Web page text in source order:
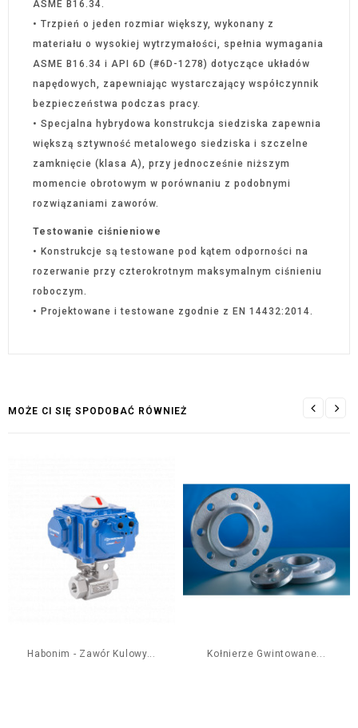
ASME B16.34.
• Trzpień o jeden rozmiar większy, wykonany z
materiału o wysokiej wytrzymałości, spełnia wymagania
ASME B16.34 i API 6D (#6D-1278) dotyczące układów
napędowych, zapewniając wystarczający współczynnik
bezpieczeństwa podczas pracy.
• Specjalna hybrydowa konstrukcja siedziska zapewnia
większą sztywność metalowego siedziska i szczelne
zamknięcie (klasa A), przy jednocześnie niższym
momencie obrotowym w porównaniu z podobnymi
rozwiązaniami zaworów.
Testowanie ciśnieniowe
• Konstrukcje są testowane pod kątem odporności na
rozerwanie przy czterokrotnym maksymalnym ciśnieniu
roboczym.
• Projektowane i testowane zgodnie z EN 14432:2014.
MOŻE CI SIĘ SPODOBAĆ RÓWNIEŻ
Habonim - Zawór Kulowy... Kołnierze Gwintowane...